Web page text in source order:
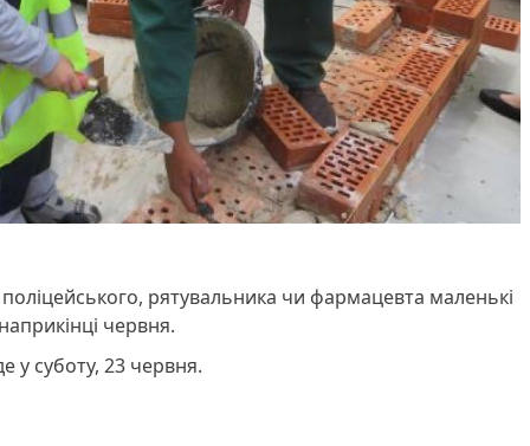
рятувальника чи фармацевта маленькі
червня.
у суботу, 23 червня.